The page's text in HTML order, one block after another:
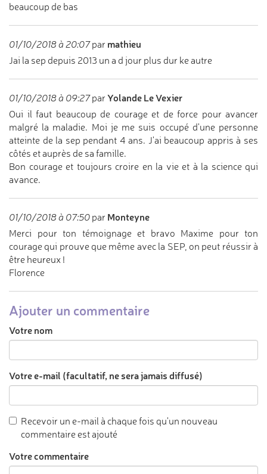
beaucoup de bas
01/10/2018 à 20:07par mathieu
Jai la sep depuis 2013 un a d jour plus dur ke autre
01/10/2018 à 09:27par Yolande Le Vexier
Oui il faut beaucoup de courage et de force pour avancer
malgré la maladie. Moi je me suis occupé d'une personne
atteinte de la sep pendant 4 ans. J'ai beaucoup appris à ses
côtés et auprès de sa famille.
Bon courage et toujours croire en la vie et à la science qui
avance.
01/10/2018 à 07:50 par Monteyne
Merci pour ton témoignage et bravo Maxime pour ton
courage qui prouve que même avec la SEP, on peut réussir à
être heureux !
Florence
Ajouter un commentaire
Votre nom
Votre e-mail (facultatif, ne sera jamais diffusé)
Recevoir un e-mail à chaque fois qu'un nouveau
commentaire est ajouté
Votre commentaire